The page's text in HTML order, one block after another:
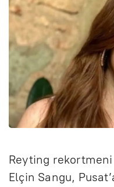
Reyting
Elçin Sangu,